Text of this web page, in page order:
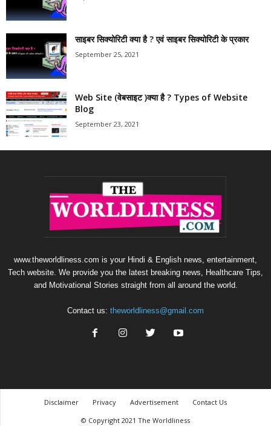
साइबर सिक्योरिटी क्या है ? एवं साइबर सिक्योरिटी के प्रकार
September 25, 2021
Web Site (वेबसाइट )क्या है ? Types of Website
Blog
September 23, 2021
www.theworldliness.com is your Hindi & English news, entertainment,
Tech website. We provide you the latest breaking news, Healthcare Tips,
and Motivational Stories straight from all around the world.
Contact us: theworldliness@gmail.com
Disclaimer Privacy Advertisement
Contact Us
© Copyright 2021 The Worldliness